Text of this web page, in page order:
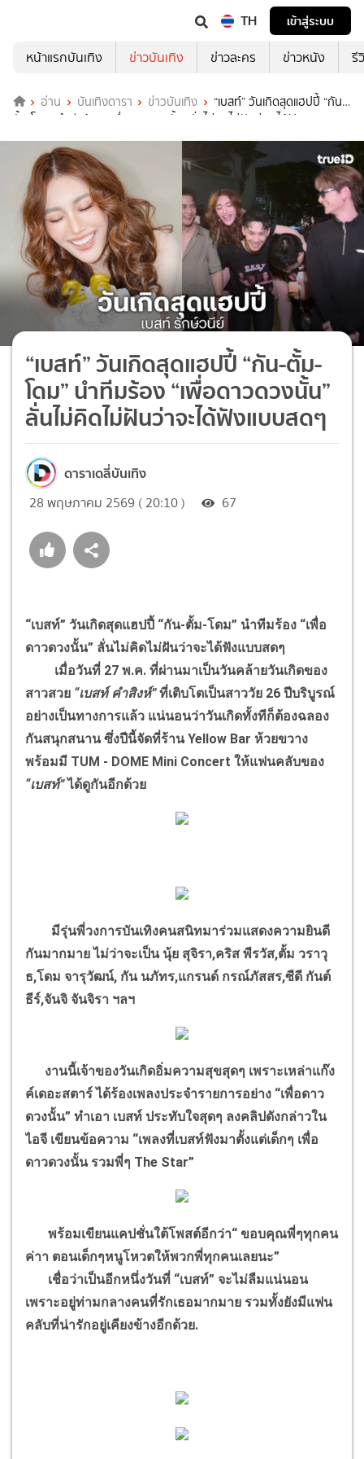
TH
เข้าสู่ระบบ
หน้าแรกบันเทิง
ข่าวบันเทิง ข่าวละคร ข่าวหนัง รี
อ่าน บันเทิงดารา ข่าวบันเทิง
“เบสท์” วันเกิดสุดแฮปปี้ “กัน-
ตั้ม-โดม” นำทีมร้อง “เพื่อดาวดวงนั้น” ลั่นไม่คิดไม่ฝันว่าจะได้ฟังแบบสดๆ
“เบสท์” วันเกิดสุดแฮปปี้ “กัน-ตั้ม-
โดม” นำทีมร้อง “เพื่อดาวดวงนั้น”
ลั่นไม่คิดไม่ฝันว่าจะได้ฟังแบบสดๆ
ดาราเดลี่บันเทิง
28 พฤษภาคม 2569 ( 20:10 ) 67
“เบสท์” วันเกิดสุดแฮปปี้ “กัน-ตั้ม-โดม” นำทีมร้อง “เพื่อ
ดาวดวงนั้น” ลั่นไม่คิดไม่ฝันว่าจะได้ฟังแบบสดๆ
เมื่อวันที่ 27 พ.ค. ที่ผ่านมาเป็นวันคล้ายวันเกิดของ
สาวสวย “เบสท์ คำสิงห์”ที่เติบโตเป็นสาววัย 26 ปีบริบูรณ์
อย่างเป็นทางการแล้ว แน่นอนว่าวันเกิดทั้งทีก็ต้องฉลอง
กันสนุกสนาน ซึ่งปีนี้จัดที่ร้าน Yellow Bar ห้วยขวาง
พร้อมมี TUM - DOME Mini Concert ให้แฟนคลับของ
“เบสท์”ได้ดูกันอีกด้วย
มีรุ่นพี่วงการบันเทิงคนสนิทมาร่วมแสดงความยินดี
กันมากมาย ไม่ว่าจะเป็น นุ้ย สุจิรา,คริส พีรวัส,ตั้ม วราวุ
ธ,โดม จารุวัฒน์, กัน นภัทร,แกรนด์ กรณ์ภัสสร,ซีดี กันต์
ธีร์,จันจิ จันจิรา ฯลฯ
งานนี้เจ้าของวันเกิดอิ่มความสุขสุดๆ เพราะเหล่าแก๊ง
ค์เดอะสตาร์ ได้ร้องเพลงประจำรายการอย่าง “เพื่อดาว
ดวงนั้น” ทำเอา เบสท์ ประทับใจสุดๆ ลงคลิปดังกล่าวใน
ไอจี เขียนข้อความ “เพลงที่เบสท์ฟังมาตั้งแต่เด็กๆ เพื่อ
ดาวดวงนั้น รวมพี่ๆ The Star”
พร้อมเขียนแคปชั่นใต้โพสต์อีกว่า“ ขอบคุณพี่ๆทุกคน
ค่าา ตอนเด็กๆหนูโหวตให้พวกพี่ทุกคนเลยนะ”
เชื่อว่าเป็นอีกหนึ่งวันที่ “เบสท์” จะไม่ลืมแน่นอน
เพราะอยู่ท่ามกลางคนที่รักเธอมากมาย รวมทั้งยังมีแฟน
คลับที่น่ารักอยู่เคียงข้างอีกด้วย.